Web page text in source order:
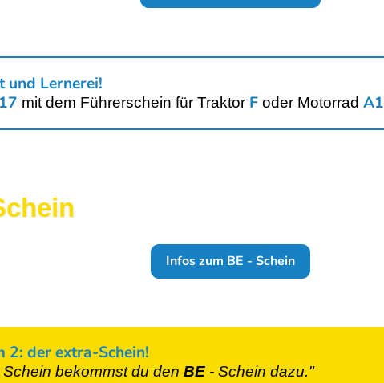
und Lernerei!
mit dem Führerschein fürTraktor F oder MotorradA1
Infos zum BE - Schein
2: der extra-Schein!
Schein bekommst du denBE - Schein dazu."